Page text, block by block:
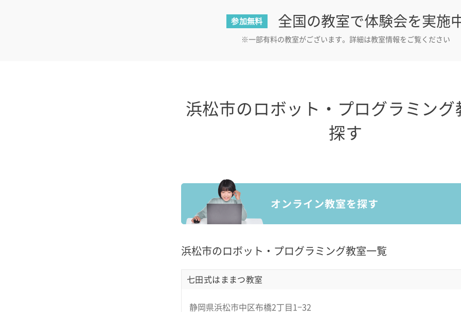
参加無料 全国の教室で体験会を実施
※一部有料の教室がございます。詳細は教室情報をご覧ください
浜松市のロボット・プログラミング
探す
浜松市のロボット・プログラミング教室一覧
七田式はままつ教室
静岡県浜松市中区布橋2丁目1−32